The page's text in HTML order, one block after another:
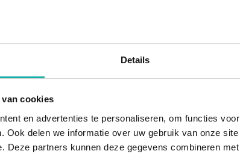
Details
cookies
en advertenties te personaliseren, om functies
Ook delen we informatie over uw gebruik van onze
Deze partners kunnen deze gegevens combineren